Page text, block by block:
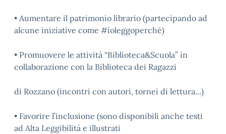
• Aumentare il patrimonio librario (partecipando ad
alcune iniziative come #ioleggoperché)
• Promuovere le attività “Biblioteca&Scuola” in
collaborazione con la Biblioteca dei Ragazzi
di Rozzano (incontri con autori, tornei di lettura...)
• Favorire l’inclusione (sono disponibili anche testi
ad Alta Leggibilità e illustrati